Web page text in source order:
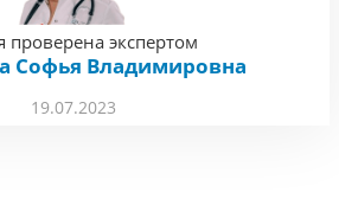
19.07.2023
проверена экспертом
Софья Владимировна